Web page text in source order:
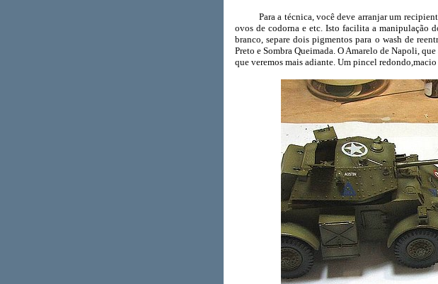
Para a técnica, você deve arranjar um recipiente
ovos de codorna e etc. Isto facilita a manipulação
branco, separe dois pigmentos para o wash de
Preto e Sombra Queimada. O Amarelo de Napoli,
que veremos mais adiante. Um pincel